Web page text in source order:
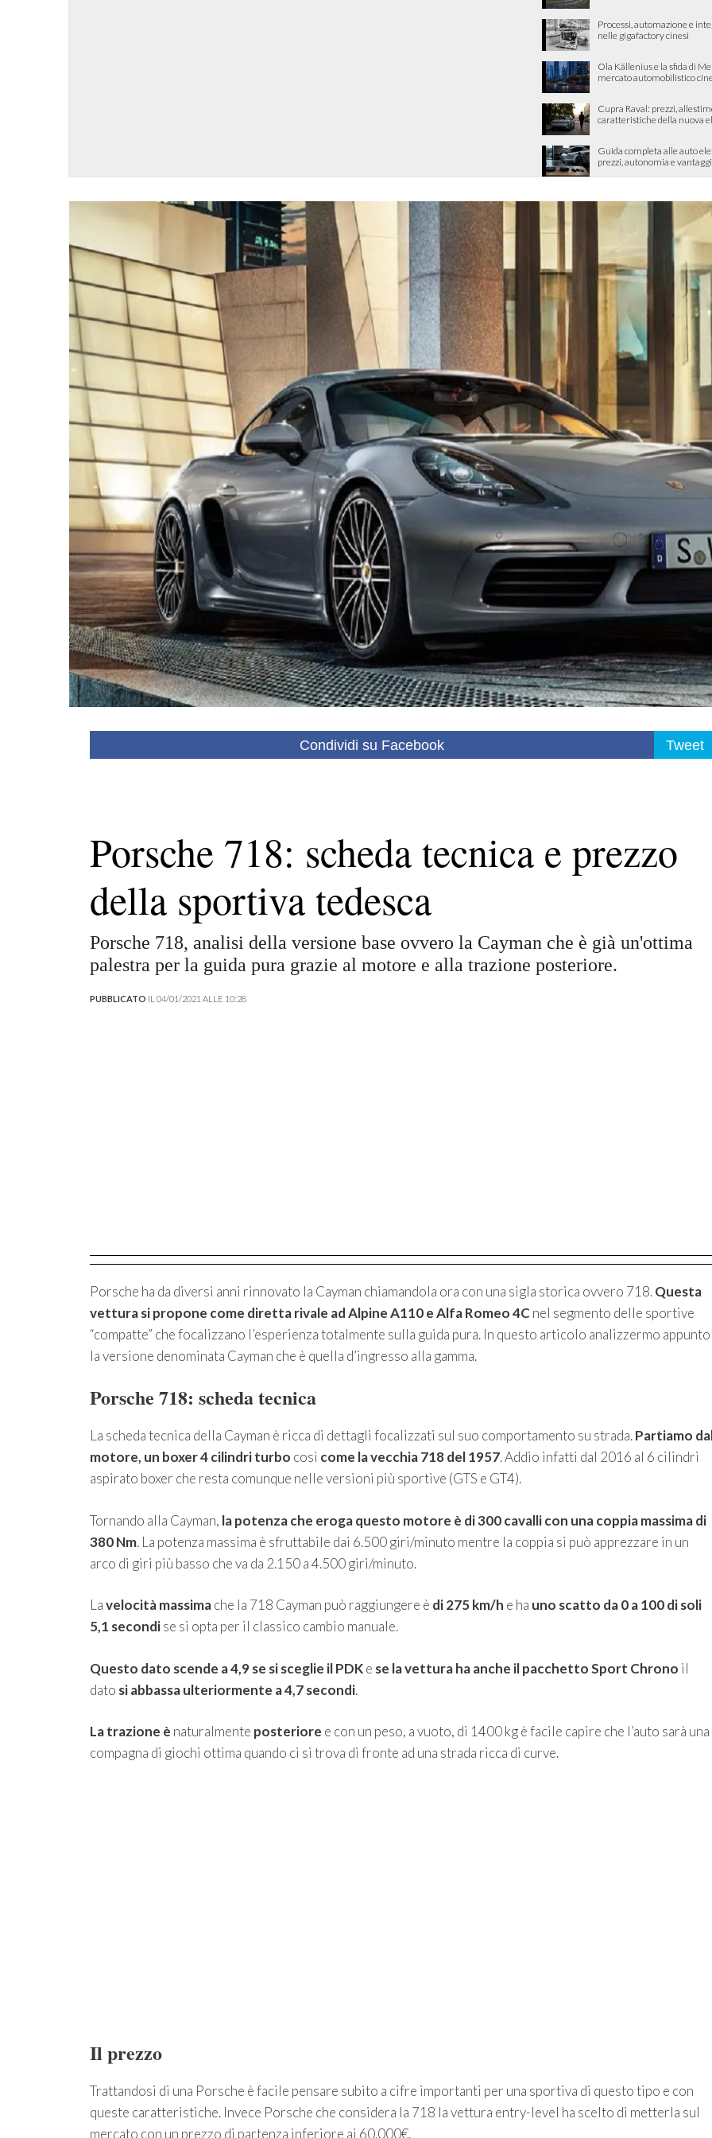
Processi, automazione e
nelle gigafactory cinesi
Ola Källenius e la sfida di
mercato automobilistico
Cupra Raval: prezzi,
caratteristiche della nuova
Guida completa alle auto
prezzi, autonomia e vantaggi
Condividi su Facebook Tweet
Porsche 718: scheda tecnica e prezzo
della sportiva tedesca
Porsche 718, analisi della versione base ovvero la Cayman che è già un'ottima
palestra per la guida pura grazie al motore e alla trazione posteriore.
PUBBLICATO IL 04/01/2021 ALLE 10:28
Porsche ha da diversi anni rinnovato la Cayman chiamandola ora con una sigla storica ovvero 718.Questa
vettura si propone come diretta rivale ad Alpine A110 e Alfa Romeo 4C nel segmento delle sportive
“compatte” che focalizzano l’esperienza totalmente sulla guida pura. In questo articolo analizzermo appunto
la versione denominata Cayman che è quella d’ingresso alla gamma.
Porsche 718: scheda tecnica
La scheda tecnica della Cayman è ricca di dettagli focalizzati sul suo comportamento su strada.Partiamo
motore, un boxer 4 cilindri turbo così come la vecchia 718 del 1957. Addio infatti dal 2016 al 6 cilindri
aspirato boxer che resta comunque nelle versioni più sportive (GTS e GT4).
Tornando alla Cayman, la potenza che eroga questo motore è di 300 cavalli con una coppia massima di
380 Nm. La potenza massima è sfruttabile dai 6.500 giri/minuto mentre la coppia si può apprezzare in un
arco di giri più basso che va da 2.150 a 4.500 giri/minuto.
Lavelocità massimache la 718 Cayman può raggiungere è di 275 km/h e ha uno scatto da 0 a 100 di soli
5,1 secondise si opta per il classico cambio manuale.
Questo dato scende a 4,9 se si sceglie il PDKe se la vettura ha anche il pacchetto Sport Chrono il
dato si abbassa ulteriormente a 4,7 secondi.
La trazione è naturalmente posteriore e con un peso, a vuoto, di 1400 kg è facile capire che l’auto sarà una
compagna di giochi ottima quando ci si trova di fronte ad una strada ricca di curve.
Il prezzo
Trattandosi di una Porsche è facile pensare subito a cifre importanti per una sportiva di questo tipo e con
queste caratteristiche. Invece Porsche che considera la 718 la vettura entry-level ha scelto di metterla sul
mercato con un prezzo di partenza inferiore ai 60.000€.